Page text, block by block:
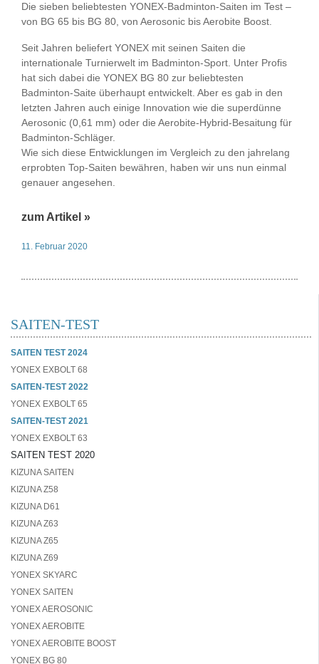
Die sieben beliebtesten YONEX-Badminton-Saiten im Test –
von BG 65 bis BG 80, von Aerosonic bis Aerobite Boost.
Seit Jahren beliefert YONEX mit seinen Saiten die
internationale Turnierwelt im Badminton-Sport. Unter Profis
hat sich dabei die YONEX BG 80 zur beliebtesten
Badminton-Saite überhaupt entwickelt. Aber es gab in den
letzten Jahren auch einige Innovation wie die superdünne
Aerosonic (0,61 mm) oder die Aerobite-Hybrid-Besaitung für
Badminton-Schläger.
Wie sich diese Entwicklungen im Vergleich zu den jahrelang
erprobten Top-Saiten bewähren, haben wir uns nun einmal
genauer angesehen.
zum Artikel »
11. Februar 2020
SAITEN-TEST
SAITEN TEST 2024
YONEX EXBOLT 68
SAITEN-TEST 2022
YONEX EXBOLT 65
SAITEN-TEST 2021
YONEX EXBOLT 63
SAITEN TEST 2020
KIZUNA SAITEN
KIZUNA Z58
KIZUNA D61
KIZUNA Z63
KIZUNA Z65
KIZUNA Z69
YONEX SKYARC
YONEX SAITEN
YONEX AEROSONIC
YONEX AEROBITE
YONEX AEROBITE BOOST
YONEX BG 80